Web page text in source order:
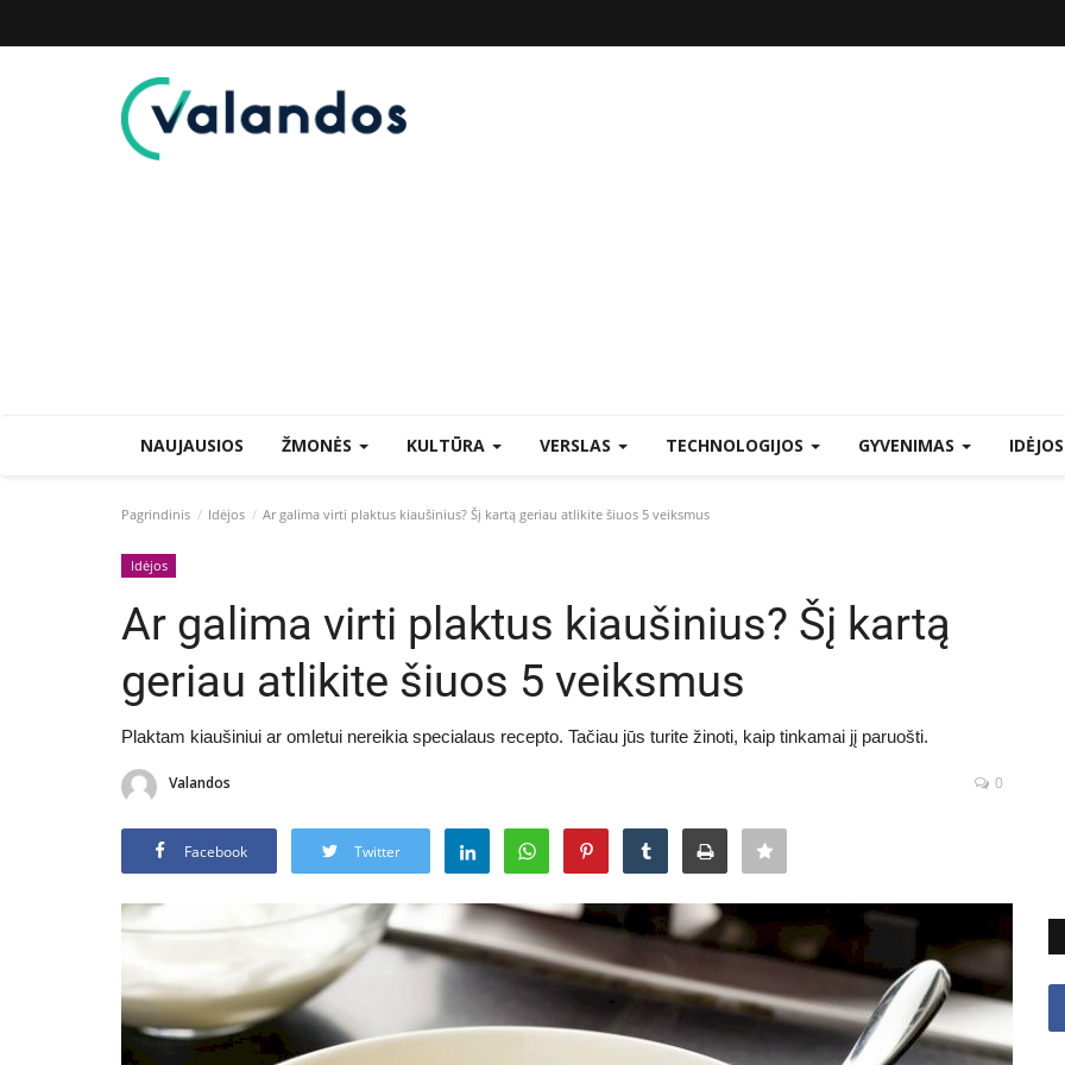
NAUJAUSIOS ŽMONĖS KULTŪRA VERSLAS TECHNOLOGIJOS GYVENIMAS IDĖJOS
Pagrindinis Idėjos Ar galima virti plaktus kiaušinius? Šį kartą geriau atlikite šiuos 5 veiksmus
Idėjos
Ar galima virti plaktus kiaušinius? Šį kartą
geriau atlikite šiuos 5 veiksmus
Plaktam kiaušiniui ar omletui nereikia specialaus recepto. Tačiau jūs turite žinoti, kaip tinkamai jį paruošti.
Valandos 0
Facebook Twitter